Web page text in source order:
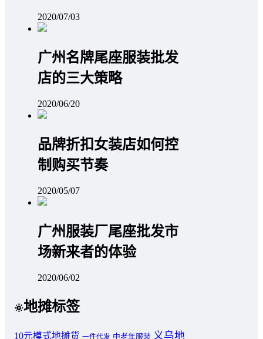
2020/07/03
广州名牌尾座服装批发
店的三大策略
2020/06/20
品牌折扣女装店如何控
制购买节奏
2020/05/07
广州服装厂尾座批发市
场新来者的体验
2020/06/02
地摊标签
10元模式地摊货 一件代发 中老年服装 义乌地